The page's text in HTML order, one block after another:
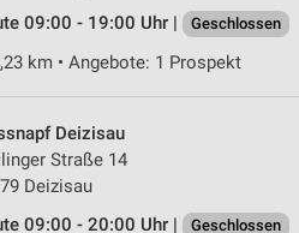
09:00 - 19:00 Uhr |
Geschlossen
km • Angebote: 1 Prospekt
Deizisau
Straße 14
Deizisau
09:00 - 20:00 Uhr |
Geschlossen